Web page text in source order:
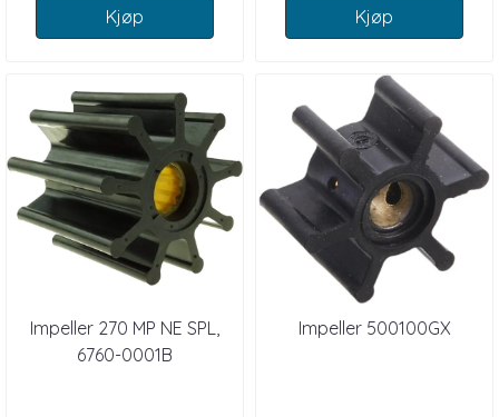
Kjøp Kjøp
Impeller 270 MP NE SPL,
6760-0001B
Impeller 500100GX